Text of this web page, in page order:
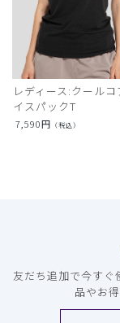
レディース:クールコ
イスパックT
7,590円 （税込）
友だち追加で今す
品やお